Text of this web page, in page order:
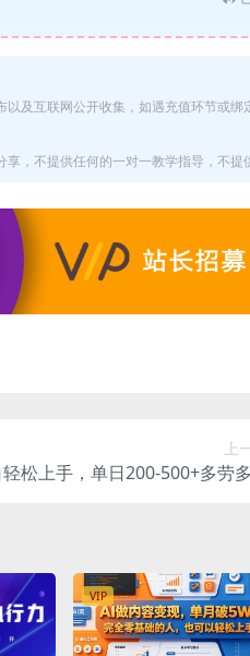
以及互联网公开收集，如遇充值环节或
享，不提供任何的一对一教学指导，不
上
松上手，单日200-500+多劳
VIP